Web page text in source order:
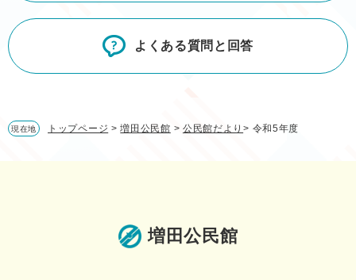
よくある質問と回答
現在地 トップページ > 増田公民館 > 公民館だより> 令和5年度
増田公民館